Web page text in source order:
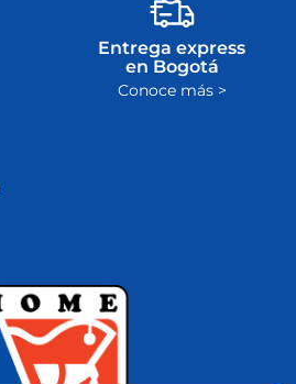
Entrega express
en Bogotá
Conoce más >